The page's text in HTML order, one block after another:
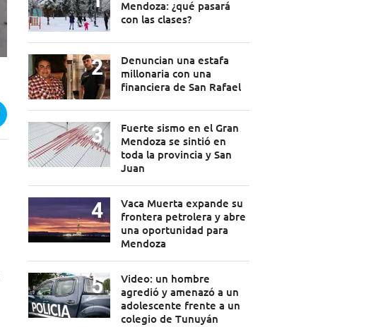
Mendoza: ¿qué pasará
con las clases?
Denuncian una estafa
millonaria con una
financiera de San Rafael
Fuerte sismo en el Gran
Mendoza se sintió en
toda la provincia y San
Juan
Vaca Muerta expande su
frontera petrolera y abre
una oportunidad para
Mendoza
Video: un hombre
agredió y amenazó a un
adolescente frente a un
colegio de Tunuyán